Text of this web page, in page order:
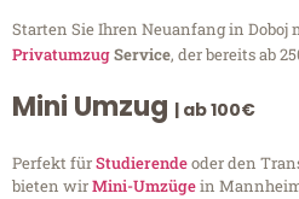
Starten Sie Ihren Neuanfang in Doboj
PrivatumzugService, der bereits ab
Mini Umzug | ab 100€
Perfekt fürStudierendeoder den
bieten wirMini-Umzügein